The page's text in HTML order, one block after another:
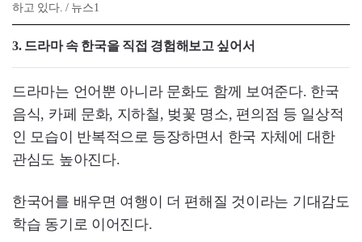
하고 있다. / 뉴스1
3. 드라마 속 한국을 직접 경험해보고 싶어서
드라마는 언어뿐 아니라 문화도 함께 보여준다. 한국
음식, 카페 문화, 지하철, 벚꽃 명소, 편의점 등 일상적
인 모습이 반복적으로 등장하면서 한국 자체에 대한
관심도 높아진다.
한국어를 배우면 여행이 더 편해질 것이라는 기대감도
학습 동기로 이어진다.